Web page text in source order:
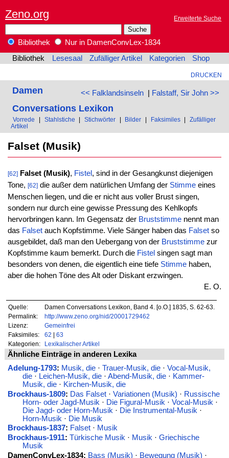
Zeno.org Erweiterte Suche
Bibliothek
Nur in DamenConvLex-1834
Bibliothek
Lesesaal Zufälliger Artikel Kategorien Shop
DRUCKEN
<< Falklandsinseln| Falstaff, Sir John >>
Damen
Conversations Lexikon
Vorrede | Stahlstiche | Stichwörter | Bilder | Faksimiles |
Zufälliger
Artikel
Falset (Musik)
[62] Falset (Musik), Fistel , sind in der Gesangkunst diejenigen
Tone, [62]die außer dem natürlichen Umfang der Stimmeeines
Menschen liegen, und die er nicht aus voller Brust singen,
sondern nur durch eine gewisse Pressung des Kehlkopfs
hervorbringen kann. Im Gegensatz der Bruststimmenennt man
das Falsetauch Kopfstimme. Viele Sänger haben das Falsetso
ausgebildet, daß man den Uebergang von der Bruststimmezur
Kopfstimme kaum bemerkt. Durch die Fistel singen sagt man
besonders von denen, die eigentlich eine tiefe Stimmehaben,
aber die hohen Töne des Alt oder Diskant erzwingen.
E. O.
Quelle:
Damen Conversations Lexikon, Band 4. [o.O.] 1835, S. 62-63.
Permalink:
http://www.zeno.org/nid/20001729462
Lizenz:
Gemeinfrei
Faksimiles:
62
63
Kategorien:
Lexikalischer Artikel
Ähnliche Einträge in anderen Lexika
Adelung-1793: Musik, die· Trauer-Musik, die· Vocal-Musik,
die· Leichen-Musik, die· Abend-Musik, die· Kammer-
Musik, die· Kirchen-Musik, die
Brockhaus-1809: Das Falset· Variationen (Musik) · Russische
Horn- oder Jagd-Musik · Die Figural-Musik · Vocal-Musik ·
Die Jagd- oder Horn-Musik · Die Instrumental-Musik ·
Horn-Musik · Die Musik
Brockhaus-1837: Falset· Musik
Brockhaus-1911: Türkische Musik· Musik· Griechische
Musik
DamenConvLex-1834: Bass (Musik) · Bewegung (Musik) ·